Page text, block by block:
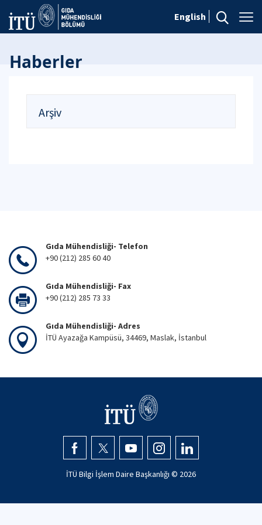
English
Haberler
Arşiv
Gıda Mühendisliği- Telefon
+90 (212) 285 60 40
Gıda Mühendisliği- Fax
+90 (212) 285 73 33
Gıda Mühendisliği- Adres
İTÜ Ayazağa Kampüsü, 34469, Maslak, İstanbul
İTÜ Bilgi İşlem Daire Başkanlığı © 2026